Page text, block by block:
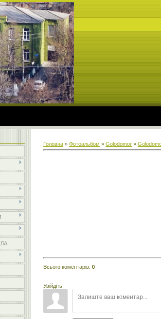
Головна » Фотоальбом » Golodomor »
Всього коментарів: 0
Увійдіть: